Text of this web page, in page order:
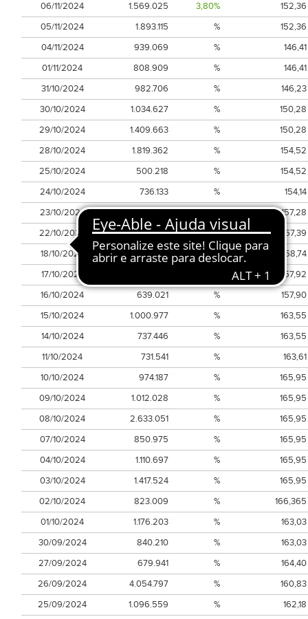
06/11/2024
1.569.025 3,80%
152,36
05/11/2024
1.893.115 %
152,36
04/11/2024
939.069 %
146,41
01/11/2024
808.909 %
146,41
31/10/2024
982.706 %
146,23
30/10/2024
1.034.627 %
150,28
29/10/2024
1.409.663 %
150,28
28/10/2024
1.819.362 %
154,52
25/10/2024
500.218 %
154,52
24/10/2024
736.133 %
154,14
23/10/2024
1.287.600 %
157,28
22/10/2024
769.488 %
157,39
18/10/2024
860.143 %
158,74
17/10/2024
157,92
16/10/2024
639.021 %
157,90
15/10/2024
1.000.977 %
163,55
14/10/2024
737.446 %
163,55
11/10/2024
731.541 %
163,61
10/10/2024
974.187 %
165,95
09/10/2024
1.012.028 %
165,95
08/10/2024
2.633.051 %
165,95
07/10/2024
850.975 %
165,95
04/10/2024
1.110.697 %
165,95
03/10/2024
1.417.524 %
165,95
02/10/2024
823.009 %
166,365
01/10/2024
1.176.203 %
163,03
30/09/2024
840.210 %
163,03
27/09/2024
679.941 %
164,40
26/09/2024
4.054.797 %
160,83
25/09/2024
1.096.559 %
162,18